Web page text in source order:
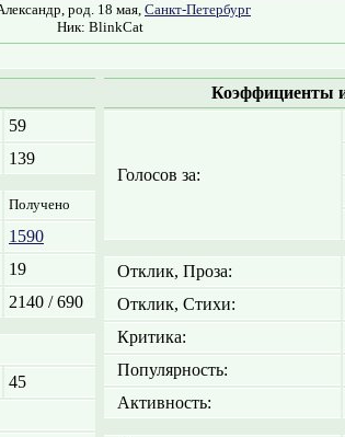
род. 18 мая,Санкт-Петербург
Ник: BlinkCat
59
139
Получено
1590
19
2140 / 690
45
Коэффициенты
Голосов за:
Отклик, Проза:
Отклик, Стихи:
Критика:
Популярность:
Активность: